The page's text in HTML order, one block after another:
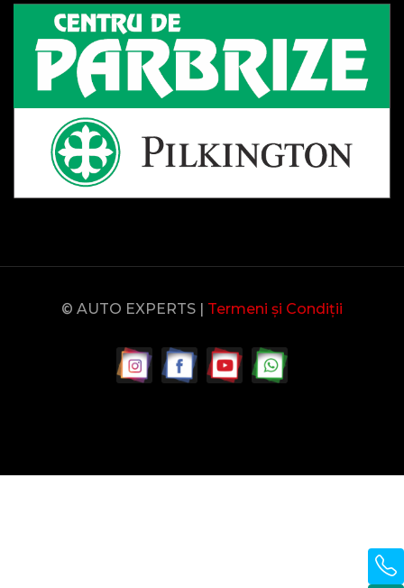
© AUTO EXPERTS | Termeni și Condiții